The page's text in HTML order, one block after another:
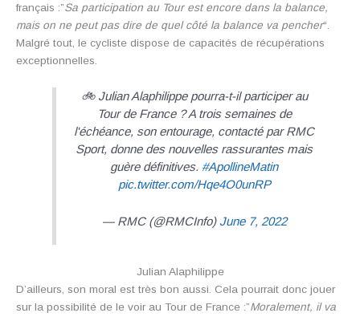
français :”Sa participation au Tour est encore dans la balance,
mais on ne peut pas dire de quel côté la balance va pencher“.
Malgré tout, le cycliste dispose de capacités de récupérations
exceptionnelles.
🚲 Julian Alaphilippe pourra-t-il participer au
Tour de France ? A trois semaines de
l'échéance, son entourage, contacté par RMC
Sport, donne des nouvelles rassurantes mais
guère définitives. #ApollineMatin
pic.twitter.com/Hqe4O0unRP
— RMC (@RMCInfo) June 7, 2022
Julian Alaphilippe
D’ailleurs, son moral est très bon aussi. Cela pourrait donc jouer
sur la possibilité de le voir au Tour de France :”Moralement, il va